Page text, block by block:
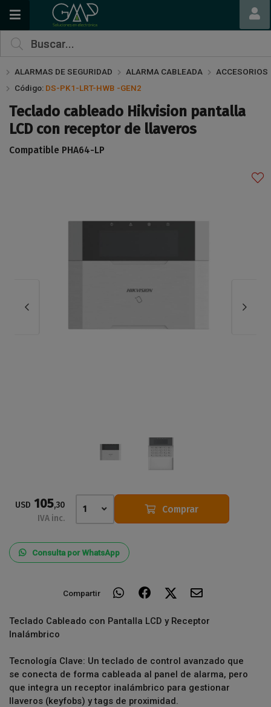
Compartir por email
ALARMAS DE SEGURIDAD ALARMA CABLEADA
ACCESORIOS
Código: DS-PK1-LRT-HWB -GEN2
Teclado cableado Hikvision pantalla
LCD con receptor de llaveros
Compatible PHA64-LP
USD 105,30
IVA inc.
1 Comprar
Consulta por WhatsApp
Compartir
Teclado Cableado con Pantalla LCD y Receptor
Inalámbrico
Tecnología Clave: Un teclado de control avanzado que
se conecta de forma cableada al panel de alarma, pero
que integra un receptor inalámbrico para gestionar
llaveros (keyfobs) y tags de proximidad.